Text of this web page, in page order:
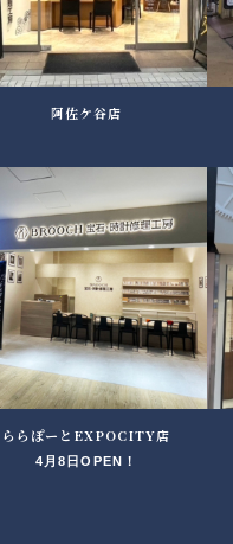
阿佐ケ谷店
ららぽーとEXPOCITY店
4月8日OPEN！